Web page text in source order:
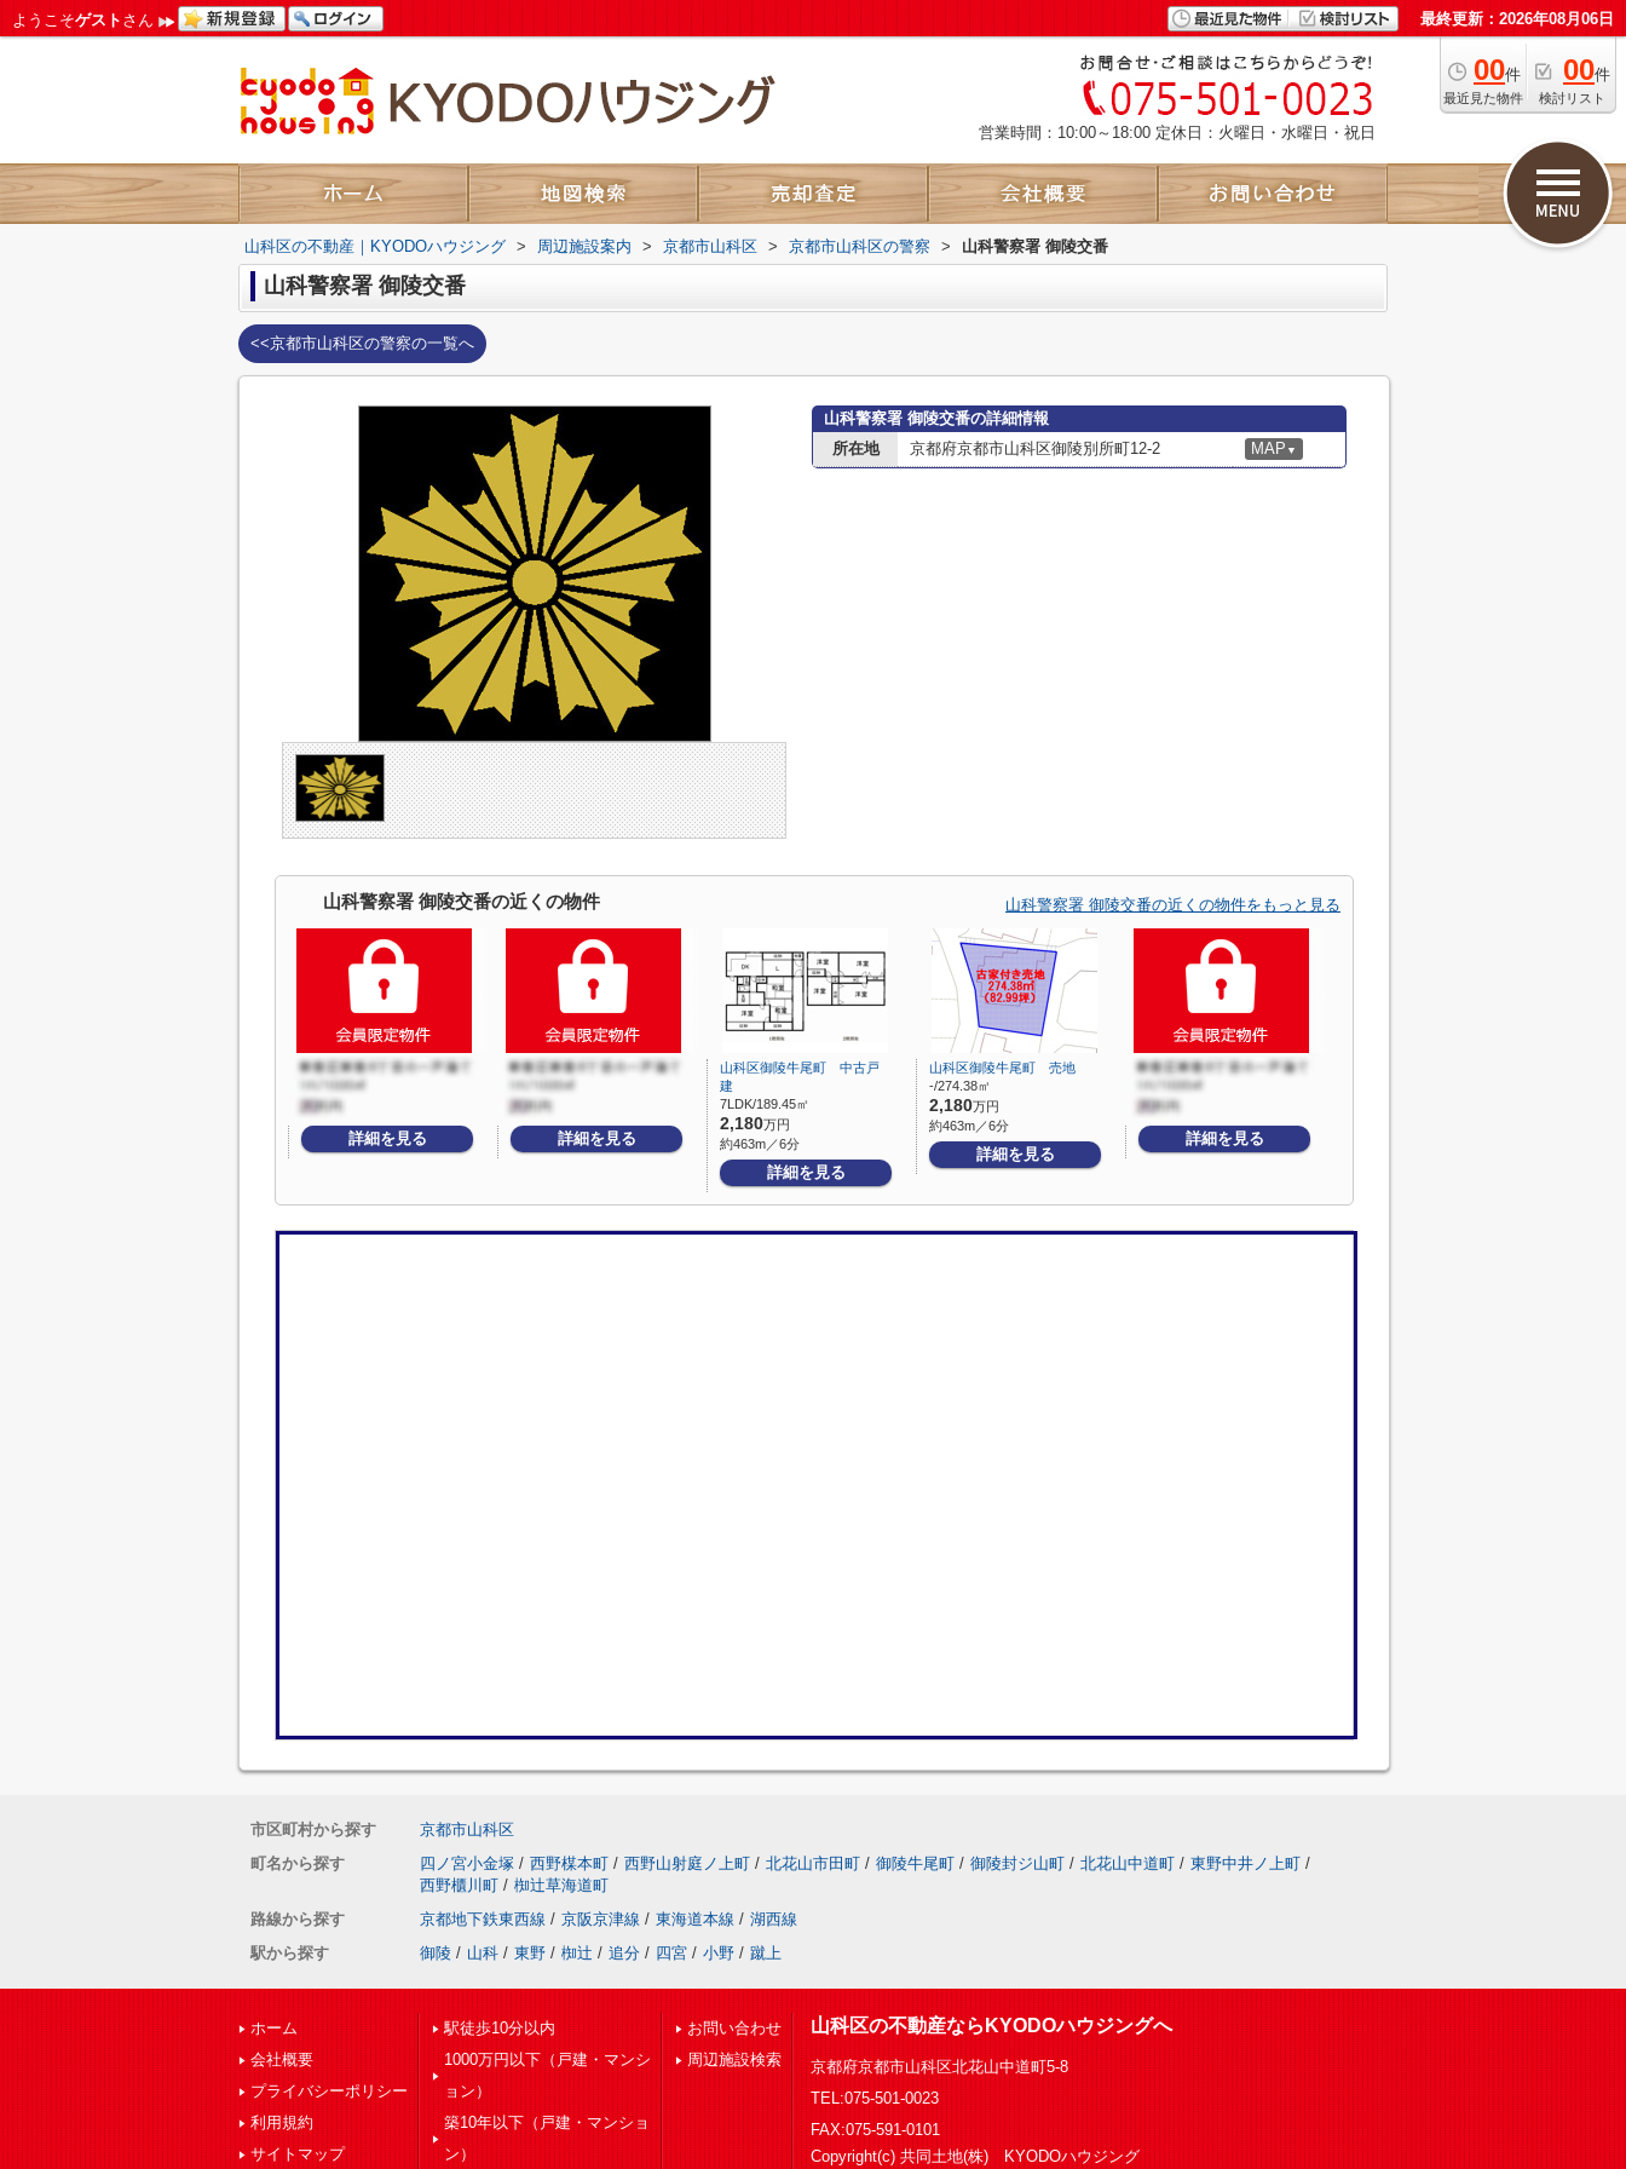
ようこそゲストさん 最終更新：2026年08月06日
00件
最近見た物件
00件
検討リスト
営業時間：10:00～18:00 定休日：火曜日・水曜日・祝日
山科区の不動産｜KYODOハウジング > 周辺施設案内 > 京都市山科区 > 京都市山科区の警察 > 山科警察署 御陵交番
山科警察署 御陵交番
<<京都市山科区の警察の一覧へ
山科警察署 御陵交番の詳細情報
所在地
京都府京都市山科区御陵別所町12-2 MAP ▼
山科警察署 御陵交番の近くの物件 山科警察署 御陵交番の近くの物件をもっと見る
詳細を見る 詳細を見る
山科区御陵牛尾町 中古戸
建
7LDK/189.45㎡
2,180万円
約463m／6分
詳細を見る
山科区御陵牛尾町 売地
-/274.38㎡
2,180万円
約463m／6分
詳細を見る
詳細を見る
市区町村から探す
京都市山科区
町名から探す
四ノ宮小金塚 / 西野楳本町 / 西野山射庭ノ上町 / 北花山市田町 / 御陵牛尾町 / 御陵封ジ山町 / 北花山中道町 / 東野中井ノ上町 /
西野櫃川町 / 椥辻草海道町
路線から探す
京都地下鉄東西線 / 京阪京津線 / 東海道本線 / 湖西線
駅から探す
御陵 / 山科 / 東野 / 椥辻 / 追分 / 四宮 / 小野 / 蹴上
ホーム
会社概要
プライバシーポリシー
利用規約
サイトマップ
駅徒歩10分以内
1000万円以下（戸建・マンシ
ョン）
築10年以下（戸建・マンショ
ン）
お問い合わせ
周辺施設検索
山科区の不動産ならKYODOハウジングへ
京都府京都市山科区北花山中道町5-8
TEL:075-501-0023
FAX:075-591-0101
Copyright(c) 共同土地(株) KYODOハウジング